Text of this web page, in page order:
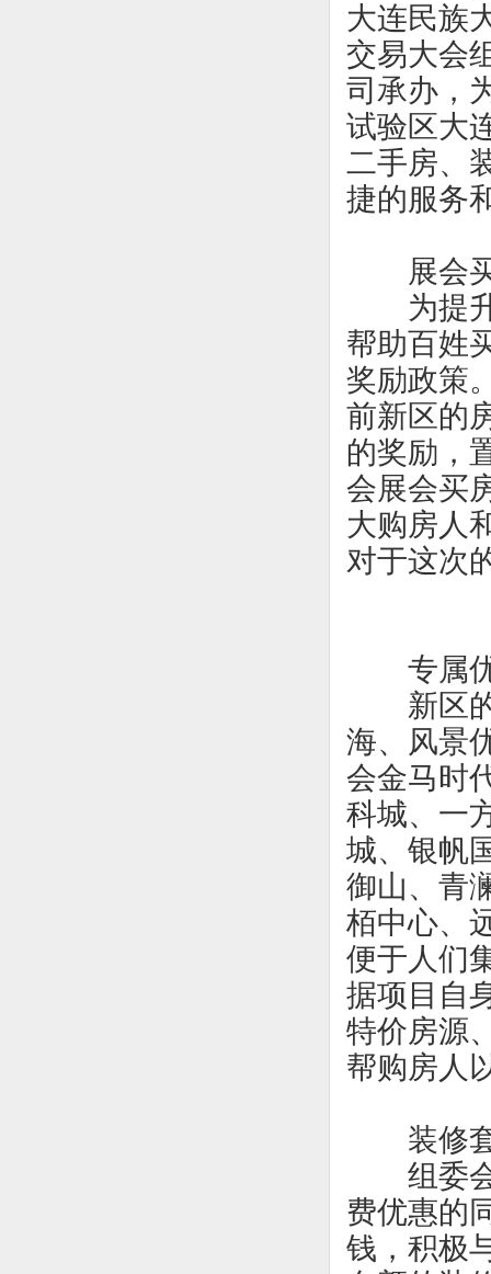
大连民族
交易大会
司承办，
试验区大
二手房、
捷的服务
展会
为提
帮助百姓
奖励政策
前新区的
的奖励，
会展会买
大购房人
对于这次
专属
新区
海、风景
会金马时
科城、一
城、银帆
御山、青
栢中心、
便于人们
据项目自
特价房源
帮购房人
装修
组委
费优惠的
钱，积极